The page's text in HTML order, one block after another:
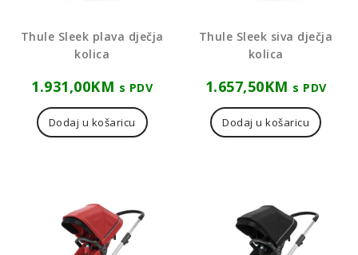
Thule Sleek plava dječja
kolica
1.931,00KM s PDV
Dodaj u košaricu
Thule Sleek siva dječja
kolica
1.657,50KM s PDV
Dodaj u košaricu